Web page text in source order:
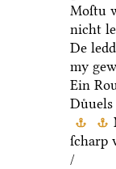
Moſtu
nicht
De
my
Ein
Duͤuels
ſcharp
/